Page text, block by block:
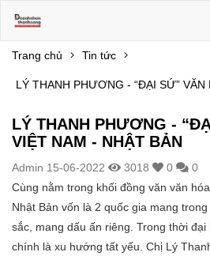
Trang chủ
Tin tức
LÝ THANH PHƯƠNG - “ĐẠI SỨ” VĂN
LÝ THANH PHƯƠNG -
VIỆT NAM - NHẬT BẢN
Admin 15-06-2022 3018 0
0
Cùng nằm trong khối đồng văn văn
Nhật Bản vốn là 2 quốc gia mang
sắc, mang dấu ấn riêng. Trong thời
chính là xu hướng tất yếu. Chị Lý